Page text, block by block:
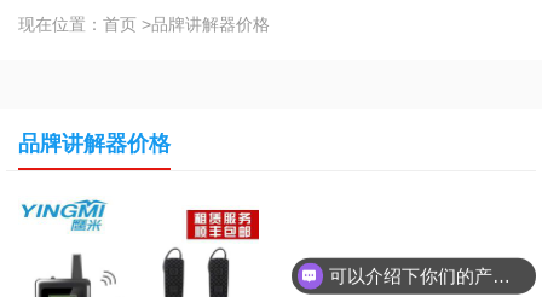
现在位置： 首页 >品牌讲解器价格
品牌讲解器价格
可以介绍下你们的产品么